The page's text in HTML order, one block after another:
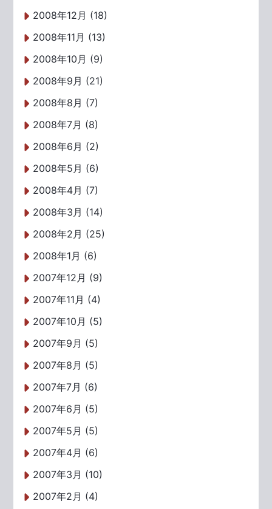
2008年12月 (18)
2008年11月 (13)
2008年10月 (9)
2008年9月 (21)
2008年8月 (7)
2008年7月 (8)
2008年6月 (2)
2008年5月 (6)
2008年4月 (7)
2008年3月 (14)
2008年2月 (25)
2008年1月 (6)
2007年12月 (9)
2007年11月 (4)
2007年10月 (5)
2007年9月 (5)
2007年8月 (5)
2007年7月 (6)
2007年6月 (5)
2007年5月 (5)
2007年4月 (6)
2007年3月 (10)
2007年2月 (4)